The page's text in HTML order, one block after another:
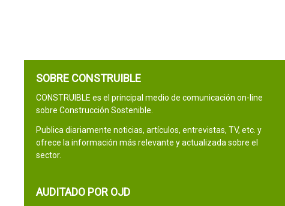
SOBRE CONSTRUIBLE
CONSTRUIBLE es el principal medio de comunicación on-line
sobre Construcción Sostenible.
Publica diariamente noticias, artículos, entrevistas, TV, etc. y
ofrece la información más relevante y actualizada sobre el
sector.
AUDITADO POR OJD